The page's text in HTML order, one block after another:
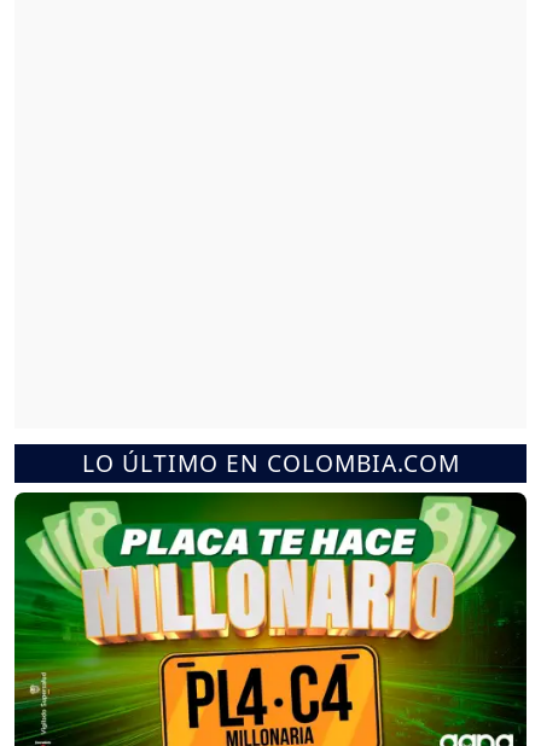
LO ÚLTIMO EN COLOMBIA.COM